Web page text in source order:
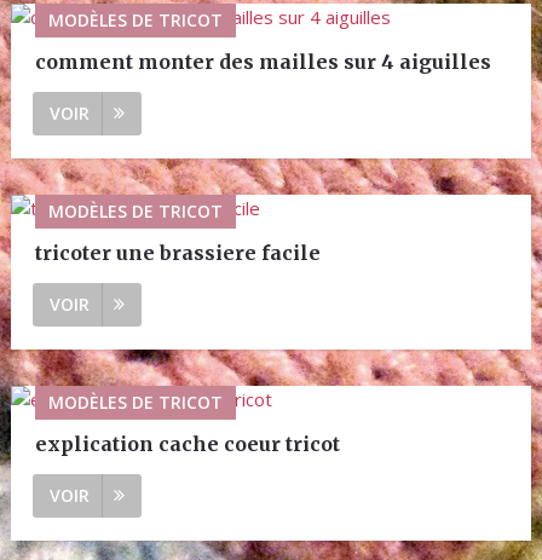
MODÈLES DE TRICOT
comment monter des mailles sur 4 aiguilles
VOIR
MODÈLES DE TRICOT
tricoter une brassiere facile
VOIR
MODÈLES DE TRICOT
explication cache coeur tricot
VOIR